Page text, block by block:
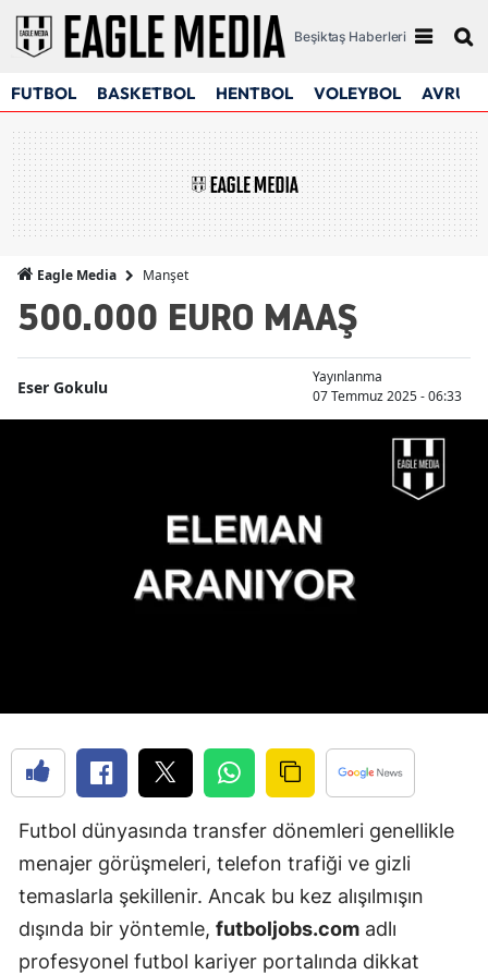
Beşiktaş Haberleri
FUTBOL BASKETBOL HENTBOL VOLEYBOL
Eagle Media Manşet
500.000 EURO MAAŞ
Eser Gokulu
Yayınlanma
07 Temmuz 2025 - 06:33
Futbol dünyasında transfer dönemleri genellikle
menajer görüşmeleri, telefon trafiği ve gizli
temaslarla şekillenir. Ancak bu kez alışılmışın
dışında bir yöntemle, futboljobs.com adlı
profesyonel futbol kariyer portalında dikkat